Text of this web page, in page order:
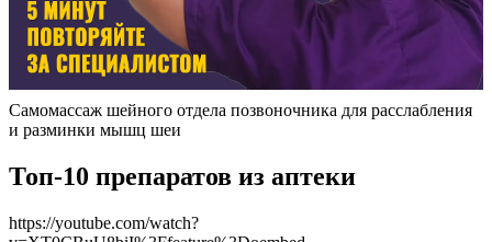
Самомассаж шейного отдела позвоночника для расслабления
и разминки мышц шеи
Топ-10 препаратов из аптеки
https://youtube.com/watch?